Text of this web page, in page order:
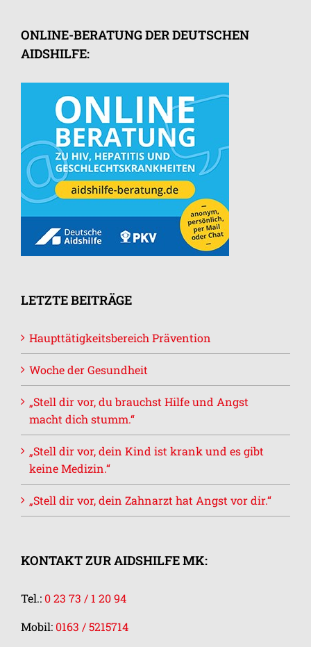
ONLINE-BERATUNG DER DEUTSCHEN
AIDSHILFE:
LETZTE BEITRÄGE
Haupttätigkeitsbereich Prävention
Woche der Gesundheit
„Stell dir vor, du brauchst Hilfe und Angst
macht dich stumm.“
„Stell dir vor, dein Kind ist krank und es gibt
keine Medizin.“
„Stell dir vor, dein Zahnarzt hat Angst vor dir.“
KONTAKT ZUR AIDSHILFE MK:
Tel.: 0 23 73 / 1 20 94
Mobil: 0163 / 5215714